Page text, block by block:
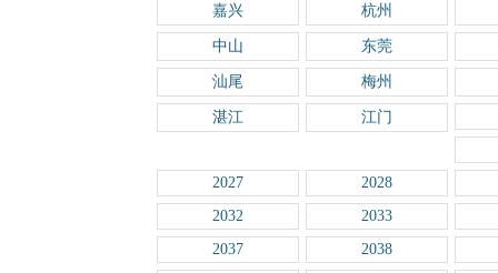
嘉兴 杭州
中山 东莞
汕尾 梅州
湛江 江门
2027
2028
2032
2033
2037
2038